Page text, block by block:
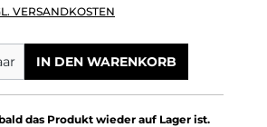
VERSANDKOSTEN
Gib den gewünschten
IN DEN WARENKORB
das Produkt wieder auf Lager ist.